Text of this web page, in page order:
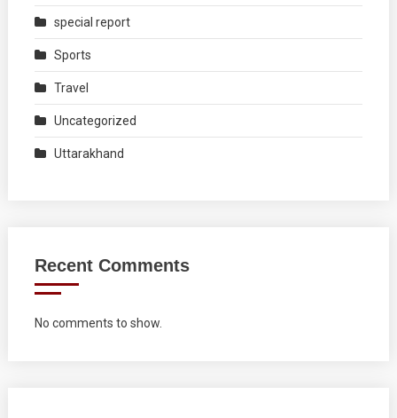
special report
Sports
Travel
Uncategorized
Uttarakhand
Recent Comments
No comments to show.